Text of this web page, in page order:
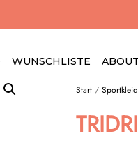
WUNSCHLISTE
Start/